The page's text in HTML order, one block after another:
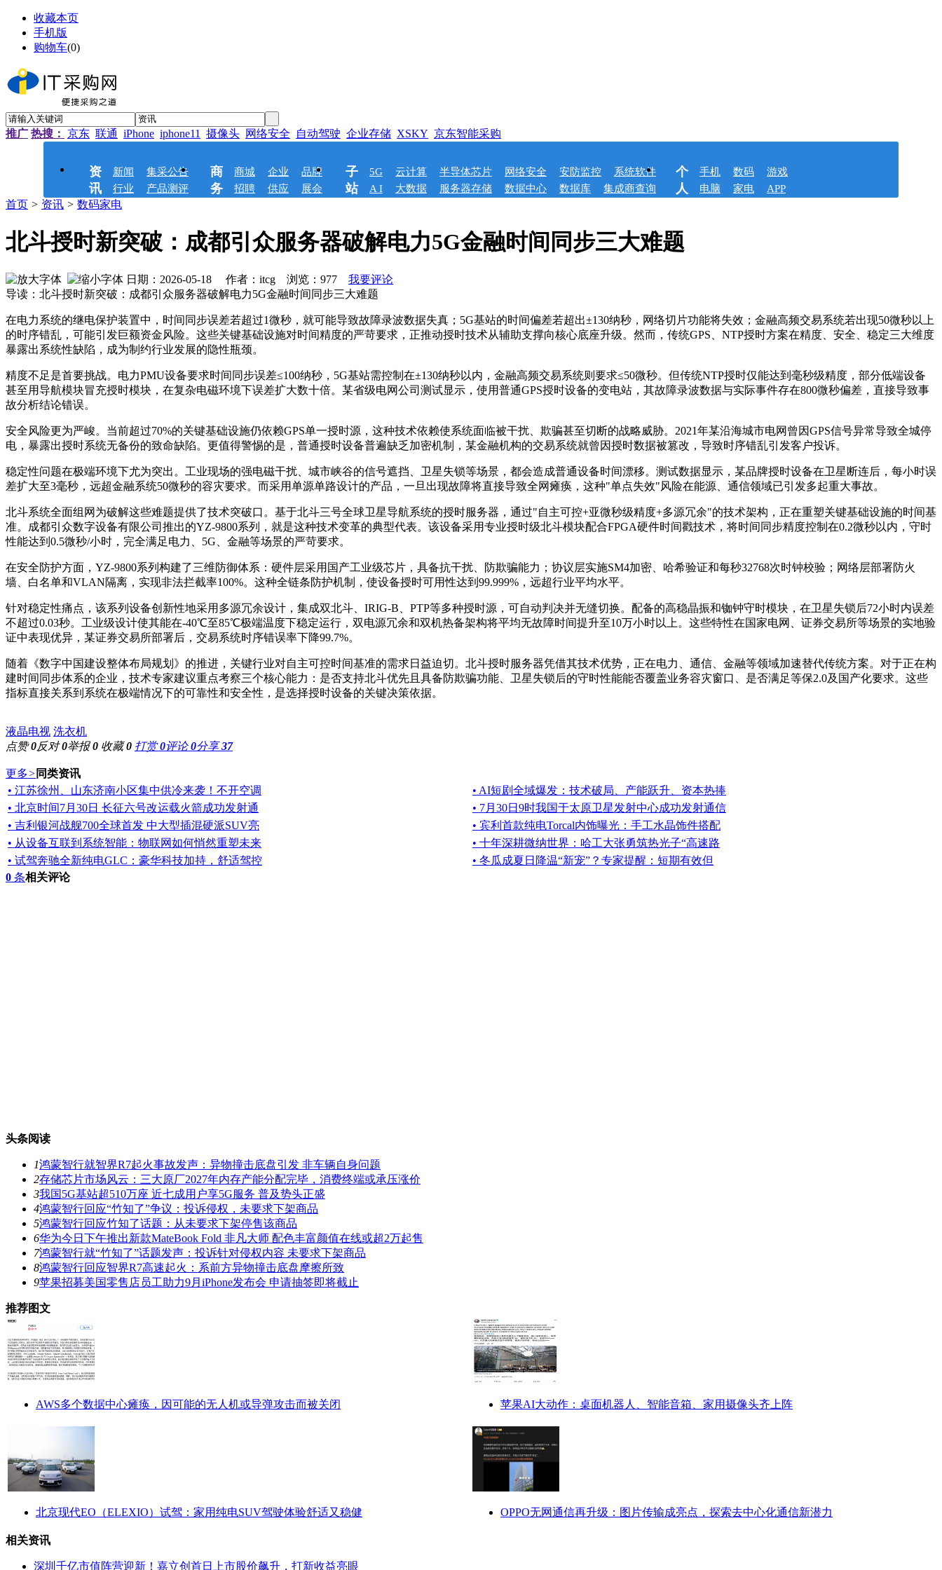
收藏本页
手机版
购物车(0)
推广 热搜： 京东 联通 iPhone iphone11 摄像头 网络安全 自动驾驶 企业存储 XSKY 京东智能采购
资
讯
新闻
集采公告
行业
产品测评
商
务
商城 企业
品牌
招聘
供应 展会
子
站
5G 云计算 半导体芯片 网络安全 安防监控
系统软件
A I
大数据 服务器存储 数据中心 数据库 集成商查询
个
人
手机 数码
游戏
电脑
家电 APP
首页 > 资讯 > 数码家电
北斗授时新突破：成都引众服务器破解电力5G金融时间同步三大难题
日期：2026-05-18 作者：itcg 浏览： 977
我要评论
导读：北斗授时新突破：成都引众服务器破解电力5G金融时间同步三大难题
在电力系统的继电保护装置中，时间同步误差若超过1微秒，就可能导致故障录波数据失真；5G基站的时间偏差若超出±130纳秒，网络切片功能将失效；金融高频交易系统若出现50微秒以上
的时序错乱，可能引发巨额资金风险。这些关键基础设施对时间精度的严苛要求，正推动授时技术从辅助支撑向核心底座升级。然而，传统GPS、NTP授时方案在精度、安全、稳定三大维度
暴露出系统性缺陷，成为制约行业发展的隐性瓶颈。
精度不足是首要挑战。电力PMU设备要求时间同步误差≤100纳秒，5G基站需控制在±130纳秒以内，金融高频交易系统则要求≤50微秒。但传统NTP授时仅能达到毫秒级精度，部分低端设备
甚至用导航模块冒充授时模块，在复杂电磁环境下误差扩大数十倍。某省级电网公司测试显示，使用普通GPS授时设备的变电站，其故障录波数据与实际事件存在800微秒偏差，直接导致事
故分析结论错误。
安全风险更为严峻。当前超过70%的关键基础设施仍依赖GPS单一授时源，这种技术依赖使系统面临被干扰、欺骗甚至切断的战略威胁。2021年某沿海城市电网曾因GPS信号异常导致全城停
电，暴露出授时系统无备份的致命缺陷。更值得警惕的是，普通授时设备普遍缺乏加密机制，某金融机构的交易系统就曾因授时数据被篡改，导致时序错乱引发客户投诉。
稳定性问题在极端环境下尤为突出。工业现场的强电磁干扰、城市峡谷的信号遮挡、卫星失锁等场景，都会造成普通设备时间漂移。测试数据显示，某品牌授时设备在卫星断连后，每小时误
差扩大至3毫秒，远超金融系统50微秒的容灾要求。而采用单源单路设计的产品，一旦出现故障将直接导致全网瘫痪，这种"单点失效"风险在能源、通信领域已引发多起重大事故。
北斗系统全面组网为破解这些难题提供了技术突破口。基于北斗三号全球卫星导航系统的授时服务器，通过"自主可控+亚微秒级精度+多源冗余"的技术架构，正在重塑关键基础设施的时间基
准。成都引众数字设备有限公司推出的YZ-9800系列，就是这种技术变革的典型代表。该设备采用专业授时级北斗模块配合FPGA硬件时间戳技术，将时间同步精度控制在0.2微秒以内，守时
性能达到0.5微秒/小时，完全满足电力、5G、金融等场景的严苛要求。
在安全防护方面，YZ-9800系列构建了三维防御体系：硬件层采用国产工业级芯片，具备抗干扰、防欺骗能力；协议层实施SM4加密、哈希验证和每秒32768次时钟校验；网络层部署防火
墙、白名单和VLAN隔离，实现非法拦截率100%。这种全链条防护机制，使设备授时可用性达到99.999%，远超行业平均水平。
针对稳定性痛点，该系列设备创新性地采用多源冗余设计，集成双北斗、IRIG-B、PTP等多种授时源，可自动判决并无缝切换。配备的高稳晶振和铷钟守时模块，在卫星失锁后72小时内误差
不超过0.03秒。工业级设计使其能在-40℃至85℃极端温度下稳定运行，双电源冗余和双机热备架构将平均无故障时间提升至10万小时以上。这些特性在国家电网、证券交易所等场景的实地验
证中表现优异，某证券交易所部署后，交易系统时序错误率下降99.7%。
随着《数字中国建设整体布局规划》的推进，关键行业对自主可控时间基准的需求日益迫切。北斗授时服务器凭借其技术优势，正在电力、通信、金融等领域加速替代传统方案。对于正在构
建时间同步体系的企业，技术专家建议重点考察三个核心能力：是否支持北斗优先且具备防欺骗功能、卫星失锁后的守时性能能否覆盖业务容灾窗口、是否满足等保2.0及国产化要求。这些
指标直接关系到系统在极端情况下的可靠性和安全性，是选择授时设备的关键决策依据。
液晶电视 洗衣机
点赞0反对0举报0 收藏0 打赏0评论0分享37
更多> 同类资讯
• 江苏徐州、山东济南小区集中供冷来袭！不开空调
• AI短剧全域爆发：技术破局、产能跃升、资本热捧
• 北京时间7月30日 长征六号改运载火箭成功发射通
• 7月30日9时我国于太原卫星发射中心成功发射通信
• 吉利银河战舰700全球首发 中大型插混硬派SUV亮
• 宾利首款纯电Torcal内饰曝光：手工水晶饰件搭配
• 从设备互联到系统智能：物联网如何悄然重塑未来
• 十年深耕微纳世界：哈工大张勇筑热光子“高速路
• 试驾奔驰全新纯电GLC：豪华科技加持，舒适驾控
• 冬瓜成夏日降温“新宠”？专家提醒：短期有效但
0 条相关评论
头条阅读
1鸿蒙智行就智界R7起火事故发声：异物撞击底盘引发 非车辆自身问题
2存储芯片市场风云：三大原厂2027年内存产能分配完毕，消费终端或承压涨价
3我国5G基站超510万座 近七成用户享5G服务 普及势头正盛
4鸿蒙智行回应“竹知了”争议：投诉侵权，未要求下架商品
5鸿蒙智行回应竹知了话题：从未要求下架停售该商品
6华为今日下午推出新款MateBook Fold 非凡大师 配色丰富颜值在线或超2万起售
7鸿蒙智行就“竹知了”话题发声：投诉针对侵权内容 未要求下架商品
8鸿蒙智行回应智界R7高速起火：系前方异物撞击底盘摩擦所致
9苹果招募美国零售店员工助力9月iPhone发布会 申请抽签即将截止
推荐图文
AWS多个数据中心瘫痪，因可能的无人机或导弹攻击而被关闭 苹果AI大动作：桌面机器人、智能音箱、家用摄像头齐上阵
北京现代EO（ELEXIO）试驾：家用纯电SUV驾驶体验舒适又稳健 OPPO无网通信再升级：图片传输成亮点，探索去中心化通信新潜力
相关资讯
深圳千亿市值阵营迎新！嘉立创首日上市股价飙升，打新收益亮眼